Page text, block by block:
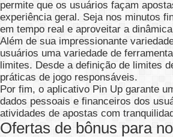
permite que os usuários façam
experiência geral. Seja nos minutos
em tempo real e aproveitar a
Além de sua impressionante
usuários uma variedade de
limites. Desde a definição de limites
práticas de jogo responsáveis.
Por fim, o aplicativo Pin Up garante
dados pessoais e financeiros dos
atividades de apostas com
Ofertas de bônus para